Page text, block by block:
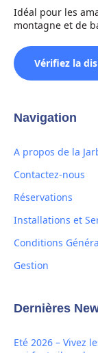
Idéal pour les
montagne et de
Vérifiez la
Navigation
A propos de la
Contactez-nous
Réservations
Installations et
Conditions
Gestion
Dernières
Eté 2026 – Vivez